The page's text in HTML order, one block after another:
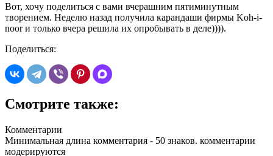
Вот, хочу поделиться с вами вчерашним пятиминутным
творением. Неделю назад получила карандаши фирмы Koh-i-
noor и только вчера решила их опробывать в деле)))).
Поделиться:
Смотрите также:
Комментарии
Минимальная длина комментария - 50 знаков. комментарии
модерируются